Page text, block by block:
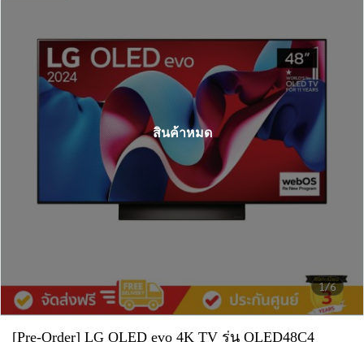
1/6
สินค้าหมด
[Pre-Order] LG OLED evo 4K TV รุ่น OLED48C4